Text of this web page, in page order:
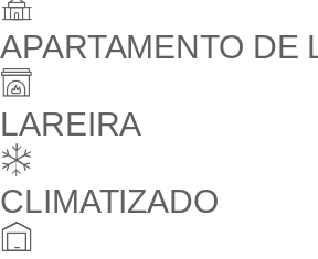
APARTAMENTO DE
LAREIRA
CLIMATIZADO